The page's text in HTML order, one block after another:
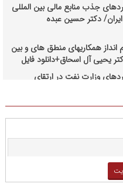
جذب منابع مالی بین المللی
دکتر حسین عبده
همکاریهای منطق های و بین
یحیی آل اسحاق+دانلود فایل
وزارت نفت در ارتقای
در کسب و کارهای پروژه